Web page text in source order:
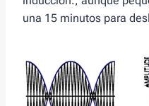
una 15 minutos para